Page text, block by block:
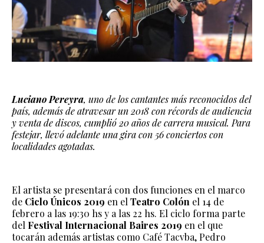
Luciano Pereyra, uno de los cantantes más reconocidos del
país, además de atravesar un 2018 con récords de audiencia
y venta de discos, cumplió 20 años de carrera musical. Para
festejar, llevó adelante una gira con 56 conciertos con
localidades agotadas.
El artista se presentará con dos funciones en el marco
de Ciclo Únicos 2019 en el Teatro Colón el 14 de
febrero a las 19:30 hs y a las 22 hs. El ciclo forma parte
del Festival Internacional Baires 2019 en el que
tocarán además artistas como Café Tacvba, Pedro